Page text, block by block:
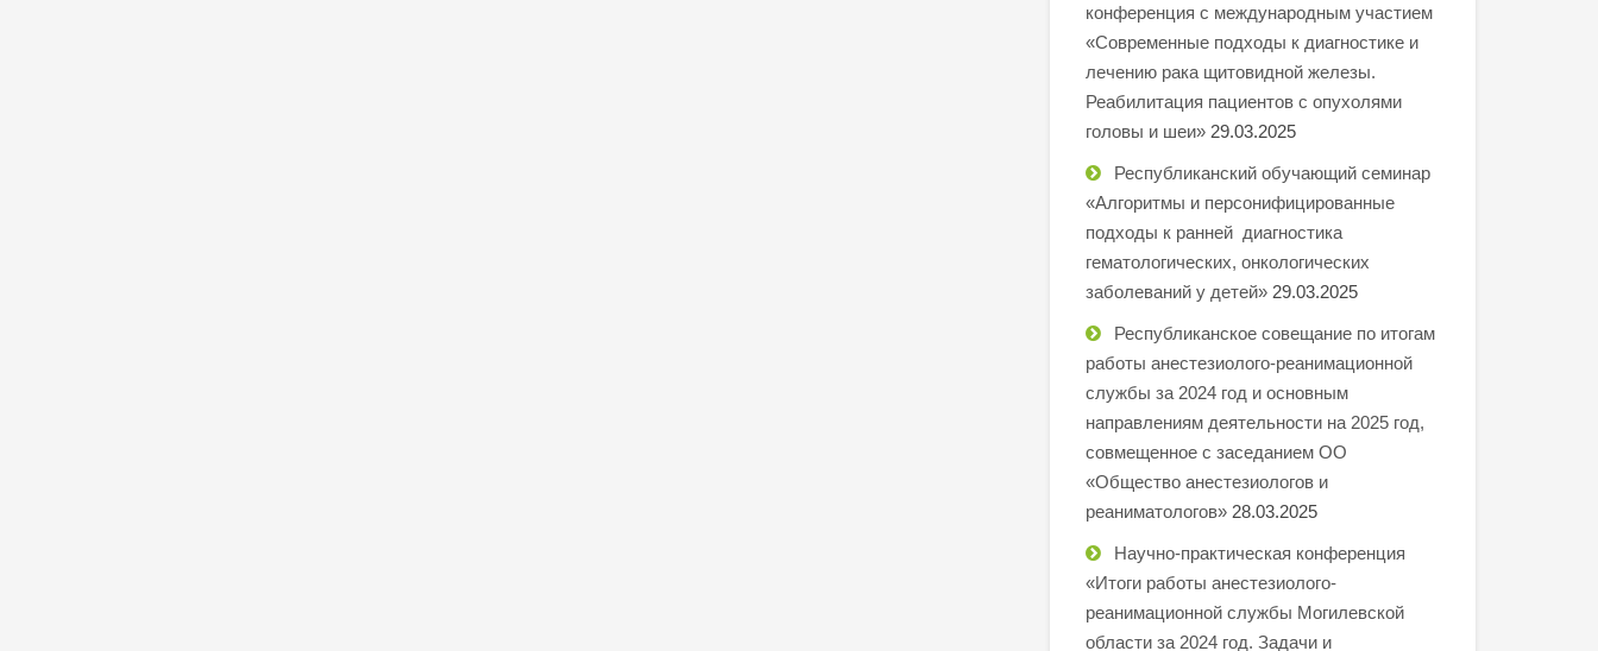
конференция с международным участием
«Современные подходы к диагностике и
лечению рака щитовидной железы.
Реабилитация пациентов с опухолями
головы и шеи» 29.03.2025
Республиканский обучающий семинар
«Алгоритмы и персонифицированные
подходы к ранней диагностика
гематологических, онкологических
заболеваний у детей» 29.03.2025
Республиканское совещание по итогам
работы анестезиолого-реанимационной
службы за 2024 год и основным
направлениям деятельности на 2025 год,
совмещенное с заседанием ОО
«Общество анестезиологов и
реаниматологов» 28.03.2025
Научно-практическая конференция
«Итоги работы анестезиолого-
реанимационной службы Могилевской
области за 2024 год. Задачи и